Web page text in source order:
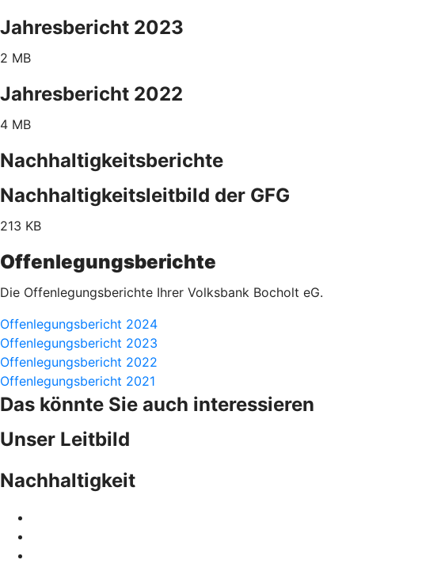
Jahresbericht 2023
2 MB
Jahresbericht 2022
4 MB
Nachhaltigkeitsberichte
Nachhaltigkeitsleitbild der GFG
213 KB
Offenlegungsberichte
Die Offenlegungsberichte Ihrer Volksbank Bocholt eG.
Offenlegungsbericht 2024
Offenlegungsbericht 2023
Offenlegungsbericht 2022
Offenlegungsbericht 2021
Das könnte Sie auch interessieren
Unser Leitbild
Nachhaltigkeit